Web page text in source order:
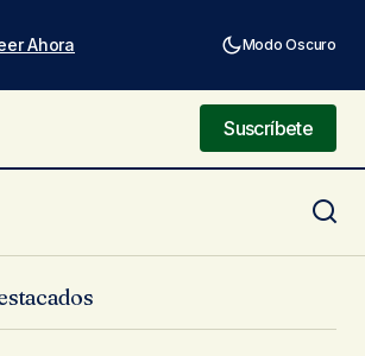
Ahora Modo Oscuro
Suscríbete
Suscríbete
mágico